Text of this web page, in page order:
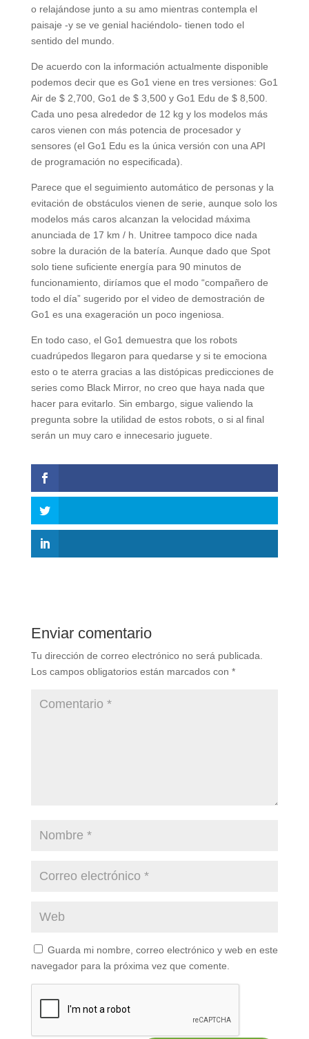
o relajándose junto a su amo mientras contempla el
paisaje -y se ve genial haciéndolo- tienen todo el
sentido del mundo.
De acuerdo con la información actualmente disponible
podemos decir que es Go1 viene en tres versiones: Go1
Air de $ 2,700, Go1 de $ 3,500 y Go1 Edu de $ 8,500.
Cada uno pesa alrededor de 12 kg y los modelos más
caros vienen con más potencia de procesador y
sensores (el Go1 Edu es la única versión con una API
de programación no especificada).
Parece que el seguimiento automático de personas y la
evitación de obstáculos vienen de serie, aunque solo los
modelos más caros alcanzan la velocidad máxima
anunciada de 17 km / h. Unitree tampoco dice nada
sobre la duración de la batería. Aunque dado que Spot
solo tiene suficiente energía para 90 minutos de
funcionamiento, diríamos que el modo “compañero de
todo el día” sugerido por el video de demostración de
Go1 es una exageración un poco ingeniosa.
En todo caso, el Go1 demuestra que los robots
cuadrúpedos llegaron para quedarse y si te emociona
esto o te aterra gracias a las distópicas predicciones de
series como Black Mirror, no creo que haya nada que
hacer para evitarlo. Sin embargo, sigue valiendo la
pregunta sobre la utilidad de estos robots, o si al final
serán un muy caro e innecesario juguete.
Enviar comentario
Tu dirección de correo electrónico no será publicada.
Los campos obligatorios están marcados con *
Guarda mi nombre, correo electrónico y web en este
navegador para la próxima vez que comente.